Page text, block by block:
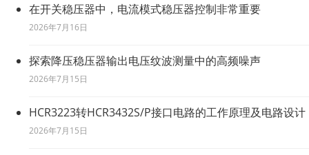
在开关稳压器中，电流模式稳压器控制非常重要
2026年7月16日
探索降压稳压器输出电压纹波测量中的高频噪声
2026年7月15日
HCR3223转HCR3432S/P接口电路的工作原理及电路设计
2026年7月15日